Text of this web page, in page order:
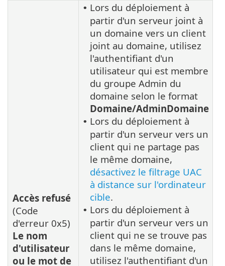
Accès refusé
(Code
d'erreur 0x5)
Le nom
d'utilisateur
ou le mot de
• Lors du déploiement à
partir d'un serveur joint à
un domaine vers un client
joint au domaine, utilisez
l'authentifiant d'un
utilisateur qui est membre
du groupe Admin du
domaine selon le format
Domaine/AdminDomaine
• Lors du déploiement à
partir d'un serveur vers un
client qui ne partage pas
le même domaine,
désactivez le filtrage UAC
à distance sur l'ordinateur
cible.
• Lors du déploiement à
partir d'un serveur vers un
client qui ne se trouve pas
dans le même domaine,
utilisez l'authentifiant d'un